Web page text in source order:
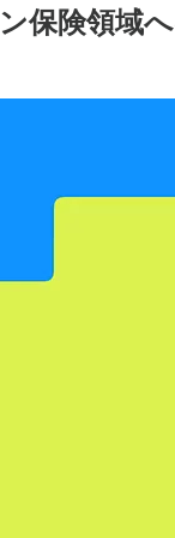
保険領域